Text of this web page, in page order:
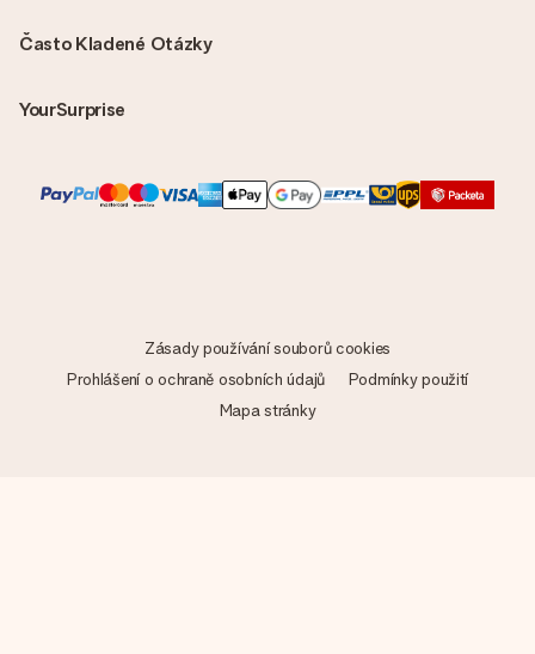
Často Kladené Otázky
YourSurprise
Zásady používání souborů cookies
Prohlášení o ochraně osobních údajů
Podmínky použití
Mapa stránky